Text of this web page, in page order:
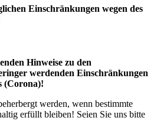
Ein­schränk­ungen wegen des
Hinweise zu den
werdenden Einschränkungen
(Corona)!
werden, wenn bestimmte
erfüllt bleiben! Seien Sie uns bitte